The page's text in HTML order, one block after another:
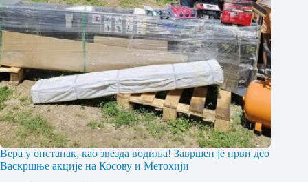
Вера у опстанак, као звезда водиља! Завршен је први део
Васкршње акције на Косову и Метохији